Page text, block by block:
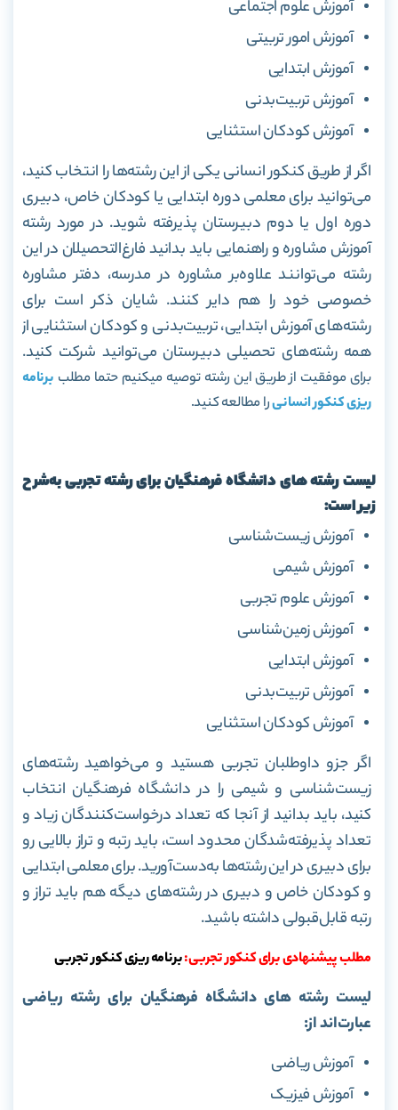
آموزش علوم اجتماعی
آموزش امور تربیتی
آموزش ابتدایی
آموزش تربیت‌بدنی
آموزش کودکان استثنایی
اگر از طریق کنکور انسانی یکی از این رشته‌ها را انتخاب کنید،
می‌توانید برای معلمی دوره ابتدایی یا کودکان خاص، دبیری
دوره اول یا دوم دبیرستان پذیرفته شوید. در مورد رشته
آموزش مشاوره و راهنمایی باید بدانید فارغ‌التحصیلان در این
رشته می‌توانند علاوه‌بر مشاوره در مدرسه، دفتر مشاوره
خصوصی خود را هم دایر کنند. شایان ذکر است برای
رشته‌های آموزش ابتدایی، تربیت‌بدنی و کودکان استثنایی از
همه رشته‌ها‌ی تحصیلی دبیرستان می‌توانید شرکت کنید.
برای موفقیت از طریق این رشته توصیه میکنیم حتما مطلب برنامه
ریزی کنکور انسانیرا مطالعه کنید.
لیست رشته های دانشگاه فرهنگیان برای رشته تجربی به‌شرح
زیر است:
آموزش زیست‌شناسی
آموزش شیمی
آموزش علوم تجربی
آموزش زمین‌شناسی
آموزش ابتدایی
آموزش تربیت‌بدنی
آموزش کودکان استثنایی
اگر جزو داوطلبان تجربی هستید و می‌خواهید رشته‌های
زیست‌شناسی و شیمی را در دانشگاه فرهنگیان انتخاب
کنید، باید بدانید از آنجا که تعداد درخواست‌کنندگان زیاد و
تعداد پذیرفته‌شدگان محدود است، باید رتبه و تراز بالایی رو
برای دبیری در این رشته‌ها به‌دست‌آورید. برای معلمی ابتدایی
و کودکان خاص و دبیری در رشته‌های دیگه هم باید تراز و
رتبه قابل‌قبولی داشته باشید.
مطلب پیشنهادی برای کنکور تجربی:برنامه ریزی کنکور تجربی
لیست رشته های دانشگاه فرهنگیان برای رشته ریاضی
عبارت‌اند از:
آموزش ریاضی
آموزش فیزیک